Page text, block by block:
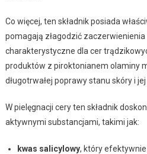
Co więcej, ten składnik posiada
pomagają złagodzić
charakterystyczne dla cer
produktów z piroktonianem olaminy
długotrwałej poprawy stanu skóry i
W pielęgnacji cery ten składnik
aktywnymi substancjami, takimi jak:
kwas salicylowy, który